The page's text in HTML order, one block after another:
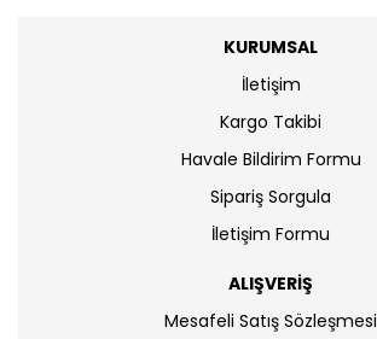
KURUMSAL
İletişim
Kargo Takibi
Havale Bildirim Formu
Sipariş Sorgula
İletişim Formu
ALIŞVERİŞ
Mesafeli Satış Sözleşmesi